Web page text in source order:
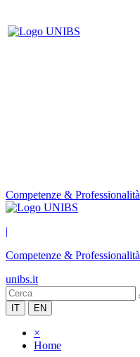
Competenze & Professionalità
|
Competenze & Professionalità
unibs.it
IT EN
×
Home